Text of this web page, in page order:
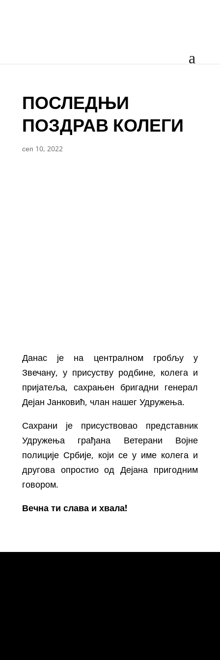
ПОСЛЕДЊИ
ПОЗДРАВ КОЛЕГИ
сеп 10, 2022
Данас је на централном гробљу у
Звечану, у присуству родбине, колега и
пријатеља, сахрањен бригадни генерал
Дејан Јанковић, члан нашег Удружења.
Сахрани је присуствовао представник
Удружења грађана Ветерани Војне
полиције Србије, који се у име колега и
другова опростио од Дејана пригодним
говором.
Вечна ти слава и хвала!